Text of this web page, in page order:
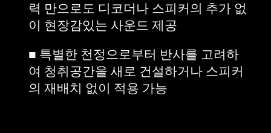
력 만으로도 디코더나 스피커의 추가 없
이 현장감있는 사운드 제공
■ 특별한 천정으로부터 반사를 고려하
여 청취공간을 새로 건설하거나 스피커
의 재배치 없이 적용 가능